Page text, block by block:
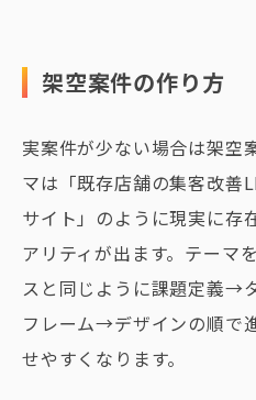
架空案件の作り方
実案件が少ない場合は架空
マは「既存店舗の集客改善
サイト」のように現実に存
アリティが出ます。テーマ
スと同じように課題定義→
フレーム→デザインの順で
せやすくなります。